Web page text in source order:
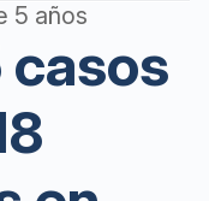
5 años
casos